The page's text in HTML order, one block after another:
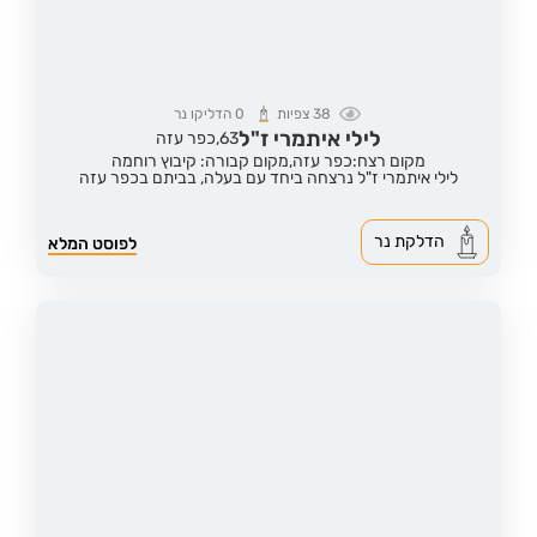
38צפיות 0 הדליקו נר
לילי איתמרי ז"ל63, כפר עזה
מקום רצח:כפר עזה,מקום קבורה: קיבוץ רוחמה
לילי איתמרי ז"ל נרצחה ביחד עם בעלה, בביתם בכפר עזה
לפוסט המלא הדלקת נר